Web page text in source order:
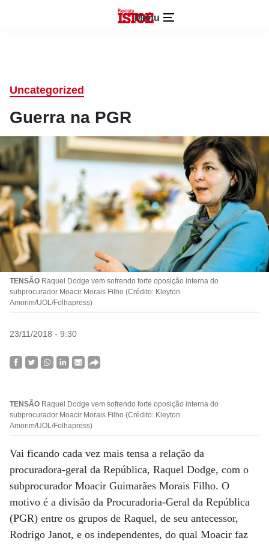
Menu
Uncategorized
Guerra na PGR
TENSÃO Raquel Dodge vem sofrendo forte oposição interna do
subprocurador Moacir Morais Filho (Crédito: Kleyton
Amorim/UOL/Folhapress)
23/11/2018 - 9:30
TENSÃO Raquel Dodge vem sofrendo forte oposição interna do
subprocurador Moacir Morais Filho (Crédito: Kleyton
Amorim/UOL/Folhapress)
Vai ficando cada vez mais tensa a relação da
procuradora-geral da República, Raquel Dodge, com o
subprocurador Moacir Guimarães Morais Filho. O
motivo é a divisão da Procuradoria-Geral da República
(PGR) entre os grupos de Raquel, de seu antecessor,
Rodrigo Janot, e os independentes, do qual Moacir faz